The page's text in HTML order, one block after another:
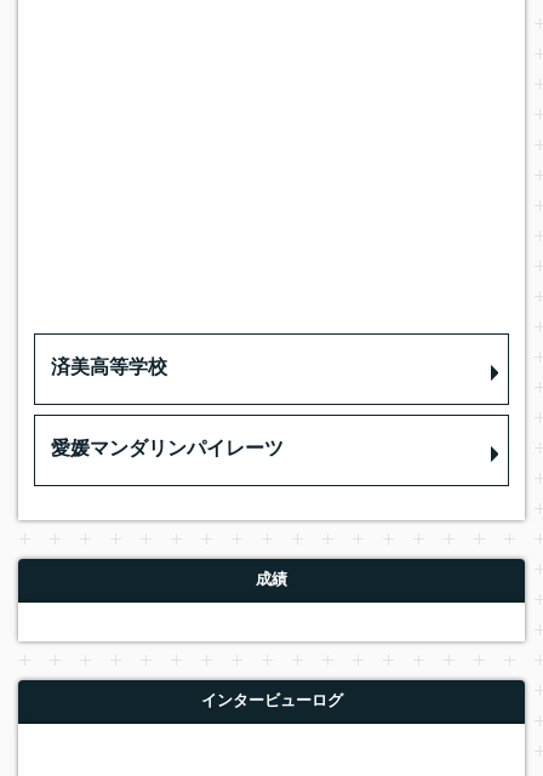
済美高等学校
愛媛マンダリンパイレーツ
成績
インタービューログ